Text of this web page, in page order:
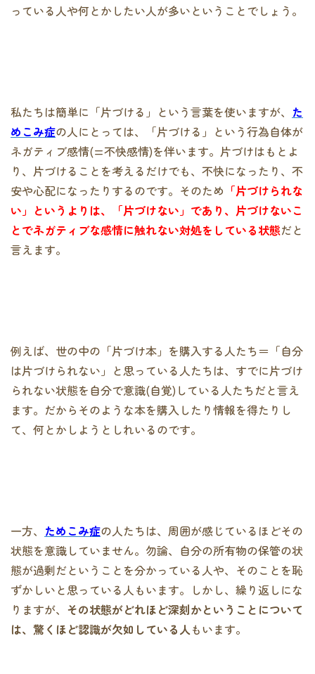
っている人や何とかしたい人が多いということでしょう。
私たちは簡単に「片づける」という言葉を使いますが、 た
めこみ症の人にとっては、「片づける」という行為自体が
ネガティブ感情(=不快感情)を伴います。片づけはもとよ
り、片づけることを考えるだけでも、不快になったり、不
安や心配になったりするのです。そのため 「片づけられな
い」というよりは、「片づけない」であり、片づけないこ
とでネガティブな感情に触れない対処をしている状態だと
言えます。
例えば、世の中の「片づけ本」を購入する人たち＝「自分
は片づけられない」と思っている人たちは、すでに片づけ
られない状態を自分で意識(自覚)している人たちだと言え
ます。だからそのような本を購入したり情報を得たりし
て、何とかしようとしれいるのです。
一方、 ためこみ症の人たちは、周囲が感じているほどその
状態を意識していません。勿論、自分の所有物の保管の状
態が過剰だということを分かっている人や、そのことを恥
ずかしいと思っている人もいます。しかし、繰り返しにな
りますが、 その状態がどれほど深刻かということについて
は、驚くほど認識が欠如している人もいます。